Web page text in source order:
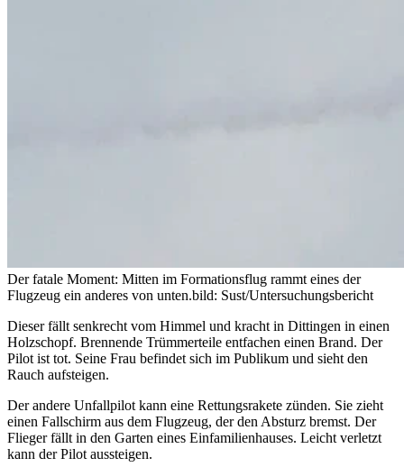
Der fatale Moment: Mitten im Formationsflug rammt eines der
Flugzeug ein anderes von unten.bild: Sust/Untersuchungsbericht
Dieser fällt senkrecht vom Himmel und kracht in Dittingen in einen
Holzschopf. Brennende Trümmerteile entfachen einen Brand. Der
Pilot ist tot. Seine Frau befindet sich im Publikum und sieht den
Rauch aufsteigen.
Der andere Unfallpilot kann eine Rettungsrakete zünden. Sie zieht
einen Fallschirm aus dem Flugzeug, der den Absturz bremst. Der
Flieger fällt in den Garten eines Einfamilienhauses. Leicht verletzt
kann der Pilot aussteigen.